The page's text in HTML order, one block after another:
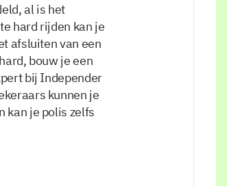
al is het
hard rijden kan je
afsluiten van een
bouw je een
bij Independer
kunnen je
kan je polis zelfs